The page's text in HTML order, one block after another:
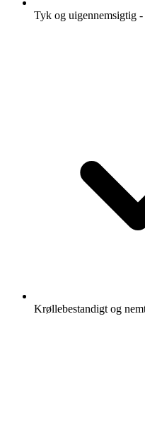
Tyk og uigennemsigtig
Krøllebestandigt og